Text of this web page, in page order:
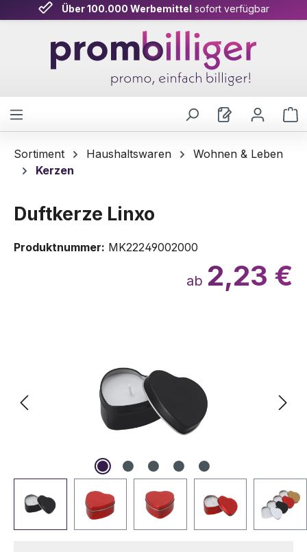
Zum Hauptinhalt springen
Über 100.000 Werbemittel sofort verfügbar
Sortiment Haushaltswaren
Wohnen & Leben
Kerzen
Duftkerze Linxo
Produktnummer: MK22249002000
ab 2,23 €